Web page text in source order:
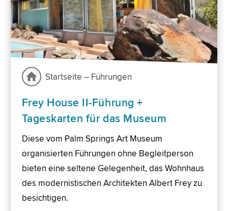
Startseite – Führungen
Frey House II-Führung +
Tageskarten für das Museum
Diese vom Palm Springs Art Museum
organisierten Führungen ohne Begleitperson
bieten eine seltene Gelegenheit, das Wohnhaus
des modernistischen Architekten Albert Frey zu
besichtigen.